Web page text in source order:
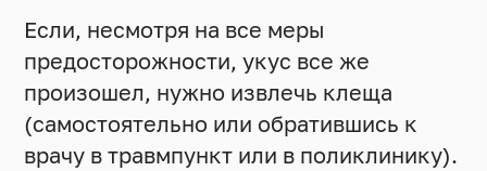
Если, несмотря на все меры
предосторожности, укус все же
произошел, нужно извлечь клеща
(самостоятельно или обратившись к
врачу в травмпункт или в поликлинику).